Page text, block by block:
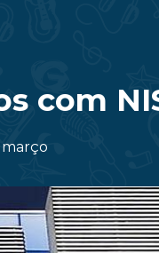
com
março